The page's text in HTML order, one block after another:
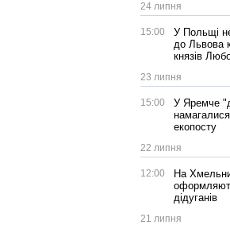
24 липня
15:00
У Польщі
до Львова
князів
23 липня
15:00
У Яремче
екопосту
22 липня
12:00
На
дідуганів
21 липня